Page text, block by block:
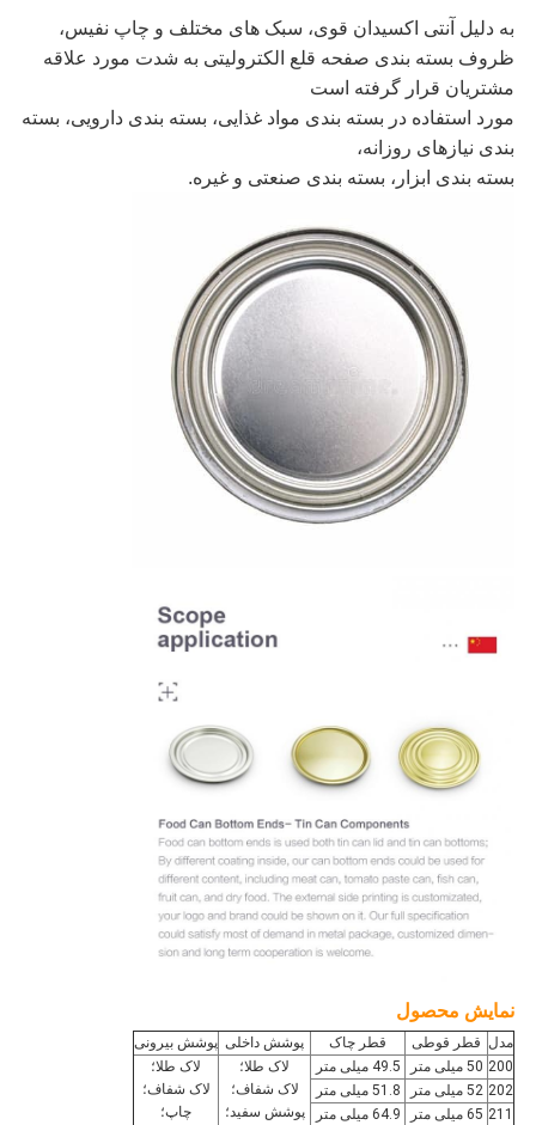
به دلیل آنتی اکسیدان قوی، سبک های مختلف و چاپ نفیس،
ظروف بسته بندی صفحه قلع الکترولیتی به شدت مورد علاقه
مشتریان قرار گرفته است
مورد استفاده در بسته بندی مواد غذایی، بسته بندی دارویی، بسته
بندی نیازهای روزانه،
بسته بندی ابزار، بسته بندی صنعتی و غیره.
نمایش محصول
مدل قطر قوطی قطر چاک پوشش داخلی پوشش بیرونی
200 50 میلی متر 49.5 میلی متر
لاک طلا؛
لاک شفاف؛
پوشش سفید؛
لاک طلا؛
لاک شفاف؛
چاپ؛
202 52 میلی متر
51.8 میلی متر
211 65 میلی متر 64.9 میلی متر